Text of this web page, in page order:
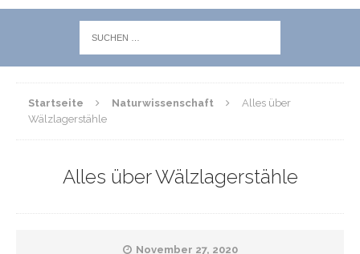
Startseite Naturwissenschaft
Alles über
Wälzlagerstähle
Alles über Wälzlagerstähle
November 27, 2020